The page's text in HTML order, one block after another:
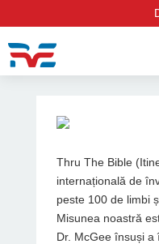
Thru The Bible
internațională de
peste 100 de limbi
Misunea noastră
Dr. McGee însuși a